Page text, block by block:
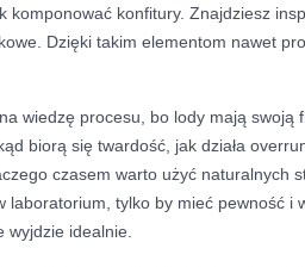
komponować konfitury. Znajdziesz
Dzięki takim elementom nawet
wiedzę procesu, bo lody mają swoją
biorą się twardość, jak działa
czasem warto użyć naturalnych
laboratorium, tylko by mieć pewność i
idealnie.